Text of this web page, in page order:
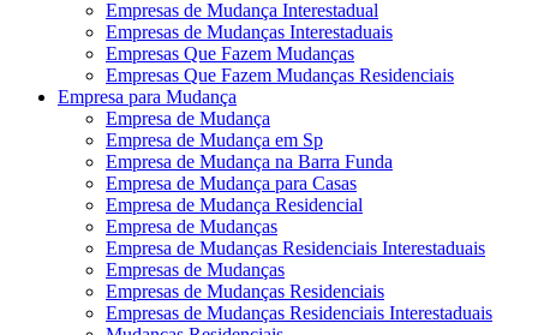
Empresas de Mudança Interestadual
Empresas de Mudanças Interestaduais
Empresas Que Fazem Mudanças
Empresas Que Fazem Mudanças Residenciais
Empresa para Mudança
Empresa de Mudança
Empresa de Mudança em Sp
Empresa de Mudança na Barra Funda
Empresa de Mudança para Casas
Empresa de Mudança Residencial
Empresa de Mudanças
Empresa de Mudanças Residenciais Interestaduais
Empresas de Mudanças
Empresas de Mudanças Residenciais
Empresas de Mudanças Residenciais Interestaduais